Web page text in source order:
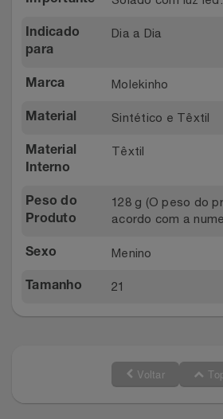
Saúde E Bem-Estar
The Bar
Tramontina
Weconnect
Indicado
para
Dia a Dia
Marca Molekinho
Material Sintético e Têxtil
Material
Interno
Têxtil
Peso do
Produto
128 g (O peso do
acordo com a
Sexo Menino
Tamanho 21
Voltar